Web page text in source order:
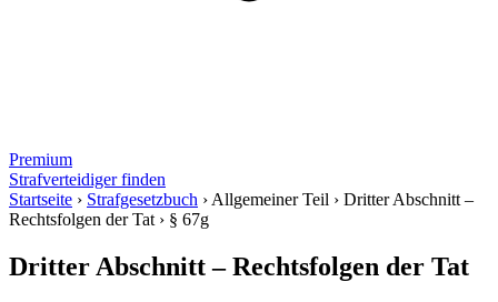
Premium
Strafverteidiger finden
Startseite › Strafgesetzbuch › Allgemeiner Teil › Dritter Abschnitt –
Rechtsfolgen der Tat › § 67g
Dritter Abschnitt – Rechtsfolgen der Tat